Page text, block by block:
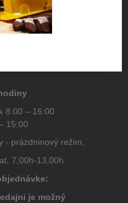
NÁS
8:00 – 16:00
15:00
- prázdninový režim,
7,00h-13,00h
je možný